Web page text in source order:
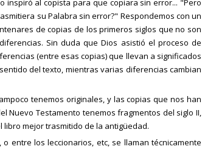
inspiró al copista para que copiara sin error... "Pero
su Palabra sin error?" Respondemos con un
de copias de los primeros siglos que no son
Sin duda que Dios asistió el proceso de
(entre esas copias) que llevan a significados
del texto, mientras varias diferencias cambian
tenemos originales, y las copias que nos han
Nuevo Testamento tenemos fragmentos del siglo II,
libro mejor trasmitido de la antigüedad.
entre los leccionarios, etc, se llaman técnicamente